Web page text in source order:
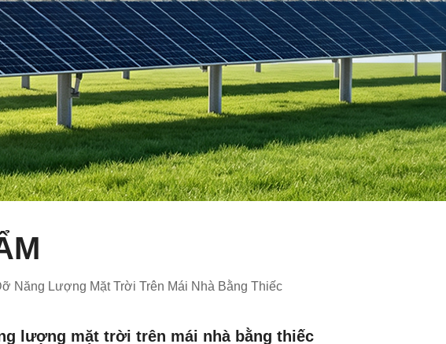
Năng Lượng Mặt Trời Trên Mái Nhà Bằng Thiếc
lượng mặt trời trên mái nhà bằng thiếc